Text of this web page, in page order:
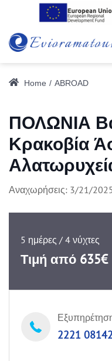
Home ABROAD
ΠΟΛΩΝΙΑ
Κρακοβία
Αναχωρήσεις: 3/21/
5 ημέρες / 4 νύχτες
Τιμή από 635€
2221